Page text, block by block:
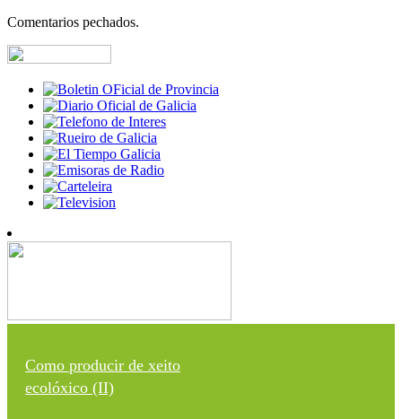
Comentarios pechados.
Como producir de xeito
ecolóxico (II)